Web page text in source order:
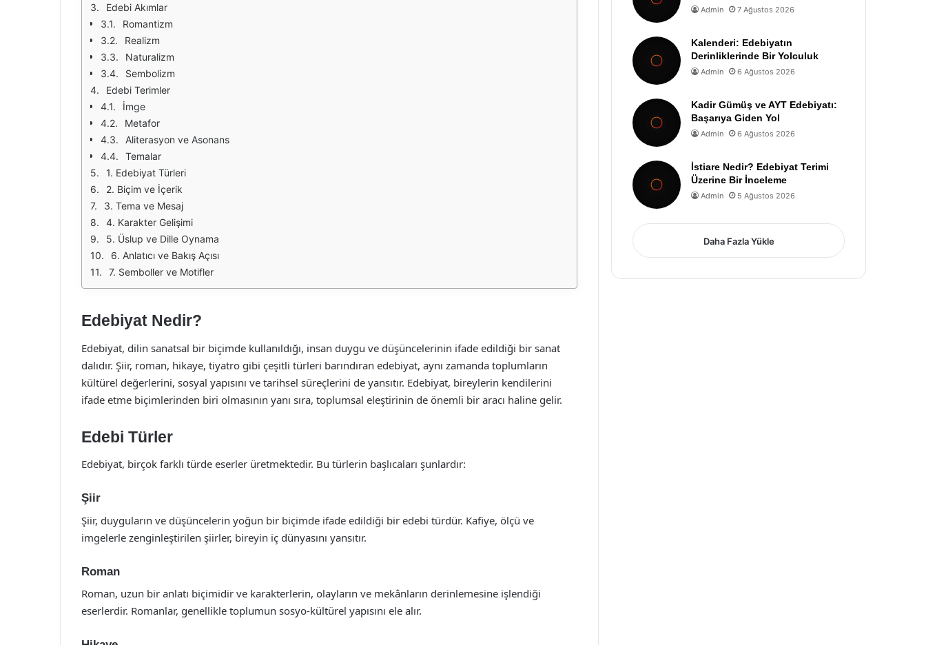
Edebi Akımlar
Romantizm
Realizm
Naturalizm
Sembolizm
Edebi Terimler
İmge
Metafor
Aliterasyon ve Asonans
Temalar
1. Edebiyat Türleri
2. Biçim ve İçerik
3. Tema ve Mesaj
4. Karakter Gelişimi
5. Üslup ve Dille Oynama
6. Anlatıcı ve Bakış Açısı
7. Semboller ve Motifler
Edebiyat Nedir?
Edebiyat, dilin sanatsal bir biçimde kullanıldığı, insan duygu ve düşüncelerinin ifade edildiği bir sanat
dalıdır. Şiir, roman, hikaye, tiyatro gibi çeşitli türleri barındıran edebiyat, aynı zamanda toplumların
kültürel değerlerini, sosyal yapısını ve tarihsel süreçlerini de yansıtır. Edebiyat, bireylerin kendilerini
ifade etme biçimlerinden biri olmasının yanı sıra, toplumsal eleştirinin de önemli bir aracı haline gelir.
Edebi Türler
Edebiyat, birçok farklı türde eserler üretmektedir. Bu türlerin başlıcaları şunlardır:
Şiir
Şiir, duyguların ve düşüncelerin yoğun bir biçimde ifade edildiği bir edebi türdür. Kafiye, ölçü ve
imgelerle zenginleştirilen şiirler, bireyin iç dünyasını yansıtır.
Roman
Roman, uzun bir anlatı biçimidir ve karakterlerin, olayların ve mekânların derinlemesine işlendiği
eserlerdir. Romanlar, genellikle toplumun sosyo-kültürel yapısını ele alır.
Admin 7 Ağustos 2026
Kalenderi: Edebiyatın
Derinliklerinde Bir Yolculuk
Admin 6 Ağustos 2026
Kadir Gümüş ve AYT Edebiyatı:
Başarıya Giden Yol
Admin 6 Ağustos 2026
İstiare Nedir? Edebiyat Terimi
Üzerine Bir İnceleme
Admin 5 Ağustos 2026
Daha Fazla Yükle